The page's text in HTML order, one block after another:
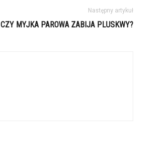
Następny artykuł
CZY MYJKA PAROWA ZABIJA PLUSKWY?